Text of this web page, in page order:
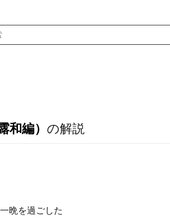
編） の解説
晩を過ごした